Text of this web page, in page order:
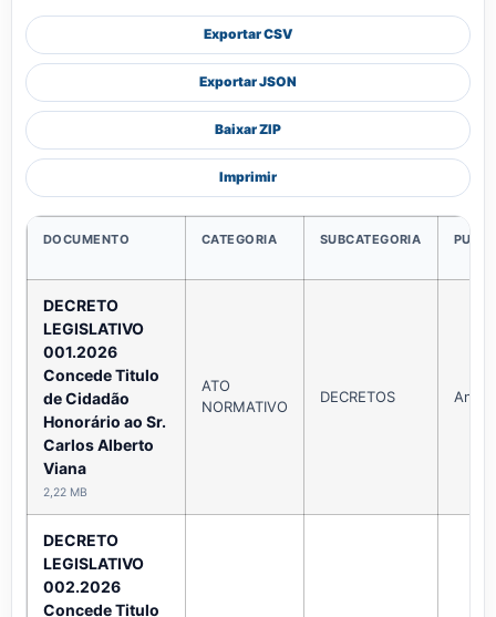
Exportar CSV
Exportar JSON
Baixar ZIP
Imprimir
DOCUMENTO CATEGORIA SUBCATEGORIA
DECRETO
LEGISLATIVO
001.2026
Concede Titulo
de Cidadão
Honorário ao Sr.
Carlos Alberto
Viana
2,22 MB
ATO
NORMATIVO
DECRETOS Ano
DECRETO
LEGISLATIVO
002.2026
Concede Titulo